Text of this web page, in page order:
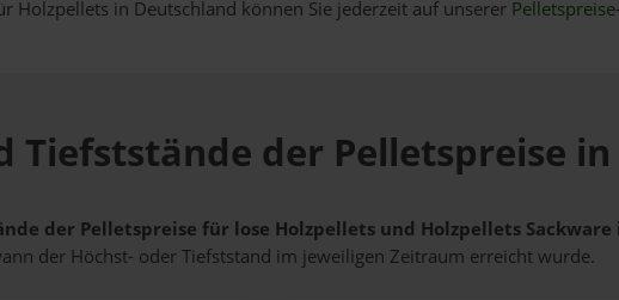
Holzpellets in Deutschland können Sie jederzeit auf unserer Pelletspreise
Tiefststände der Pelletspreise in
der Pelletspreise für lose Holzpellets und Holzpellets Sackware
der Höchst- oder Tiefststand im jeweiligen Zeitraum erreicht wurde.